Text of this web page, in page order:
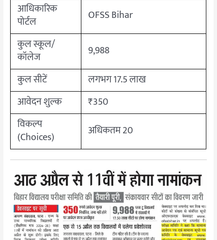
आधिकारिक
पोर्टल
OFSS Bihar
कुल स्कूल/
कॉलेज
9,988
कुल सीटें
लगभग 17.5 लाख
आवेदन शुल्क
₹350
विकल्प
(Choices) अधिकतम 20